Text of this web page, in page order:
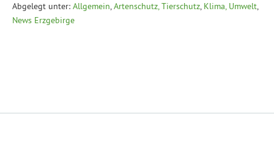
Abgelegt unter: Allgemein,Artenschutz, Tierschutz, Klima, Umwelt,
News Erzgebirge